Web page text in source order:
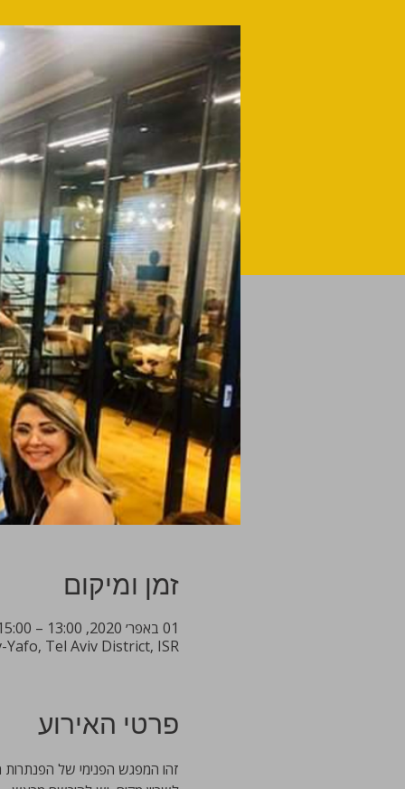
זמן ומיקום
01 באפר׳ 2020, 13:00 – 15:00
Tel Aviv District, ISR
פרטי האירוע
זהו המפגש הפנימי של הפנתרות